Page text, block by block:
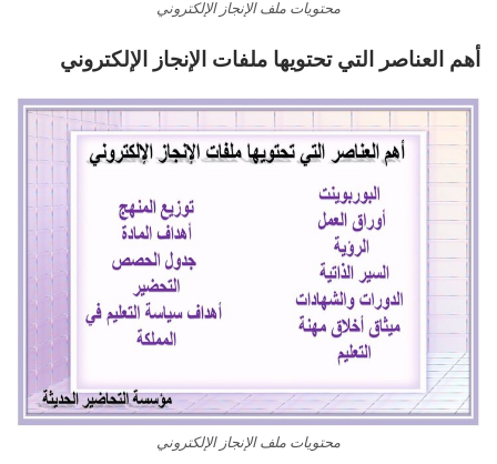
محتويات ملف الإنجاز الإلكتروني
أهم العناصر التي تحتويها ملفات الإنجاز الإلكتروني
محتويات ملف الإنجاز الإلكتروني